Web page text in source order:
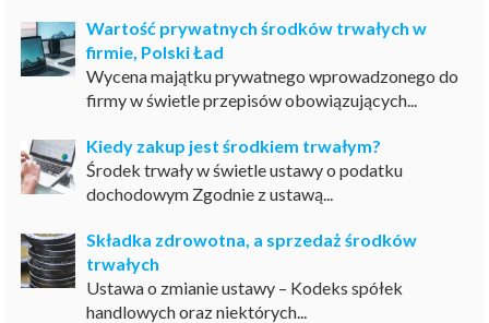
Wartość prywatnych środków trwałych w
firmie, Polski Ład
Wycena majątku prywatnego wprowadzonego do
firmy w świetle przepisów obowiązujących...
Kiedy zakup jest środkiem trwałym?
Środek trwały w świetle ustawy o podatku
dochodowym Zgodnie z ustawą...
Składka zdrowotna, a sprzedaż środków
trwałych
Ustawa o zmianie ustawy – Kodeks spółek
handlowych oraz niektórych...